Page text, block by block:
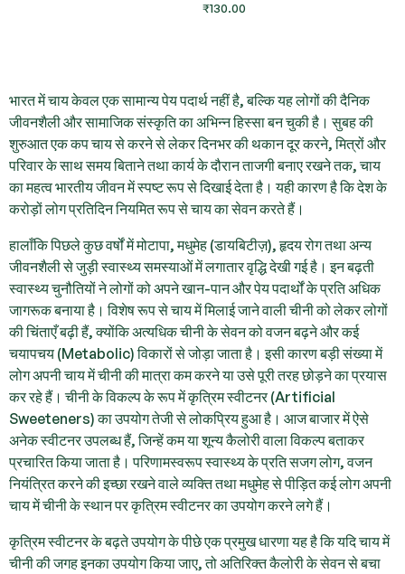
₹130.00
भारत में चाय केवल एक सामान्य पेय पदार्थ नहीं है, बल्कि यह लोगों की दैनिक
जीवनशैली और सामाजिक संस्कृति का अभिन्न हिस्सा बन चुकी है। सुबह की
शुरुआत एक कप चाय से करने से लेकर दिनभर की थकान दूर करने, मित्रों और
परिवार के साथ समय बिताने तथा कार्य के दौरान ताजगी बनाए रखने तक, चाय
का महत्व भारतीय जीवन में स्पष्ट रूप से दिखाई देता है। यही कारण है कि देश के
करोड़ों लोग प्रतिदिन नियमित रूप से चाय का सेवन करते हैं।
हालाँकि पिछले कुछ वर्षों में मोटापा, मधुमेह (डायबिटीज़), हृदय रोग तथा अन्य
जीवनशैली से जुड़ी स्वास्थ्य समस्याओं में लगातार वृद्धि देखी गई है। इन बढ़ती
स्वास्थ्य चुनौतियों ने लोगों को अपने खान-पान और पेय पदार्थों के प्रति अधिक
जागरूक बनाया है। विशेष रूप से चाय में मिलाई जाने वाली चीनी को लेकर लोगों
की चिंताएँ बढ़ी हैं, क्योंकि अत्यधिक चीनी के सेवन को वजन बढ़ने और कई
चयापचय (Metabolic) विकारों से जोड़ा जाता है। इसी कारण बड़ी संख्या में
लोग अपनी चाय में चीनी की मात्रा कम करने या उसे पूरी तरह छोड़ने का प्रयास
कर रहे हैं।चीनी के विकल्प के रूप में कृत्रिम स्वीटनर (Artificial
Sweeteners) का उपयोग तेजी से लोकप्रिय हुआ है। आज बाजार में ऐसे
अनेक स्वीटनर उपलब्ध हैं, जिन्हें कम या शून्य कैलोरी वाला विकल्प बताकर
प्रचारित किया जाता है। परिणामस्वरूप स्वास्थ्य के प्रति सजग लोग, वजन
नियंत्रित करने की इच्छा रखने वाले व्यक्ति तथा मधुमेह से पीड़ित कई लोग अपनी
चाय में चीनी के स्थान पर कृत्रिम स्वीटनर का उपयोग करने लगे हैं।
कृत्रिम स्वीटनर के बढ़ते उपयोग के पीछे एक प्रमुख धारणा यह है कि यदि चाय में
चीनी की जगह इनका उपयोग किया जाए, तो अतिरिक्त कैलोरी के सेवन से बचा